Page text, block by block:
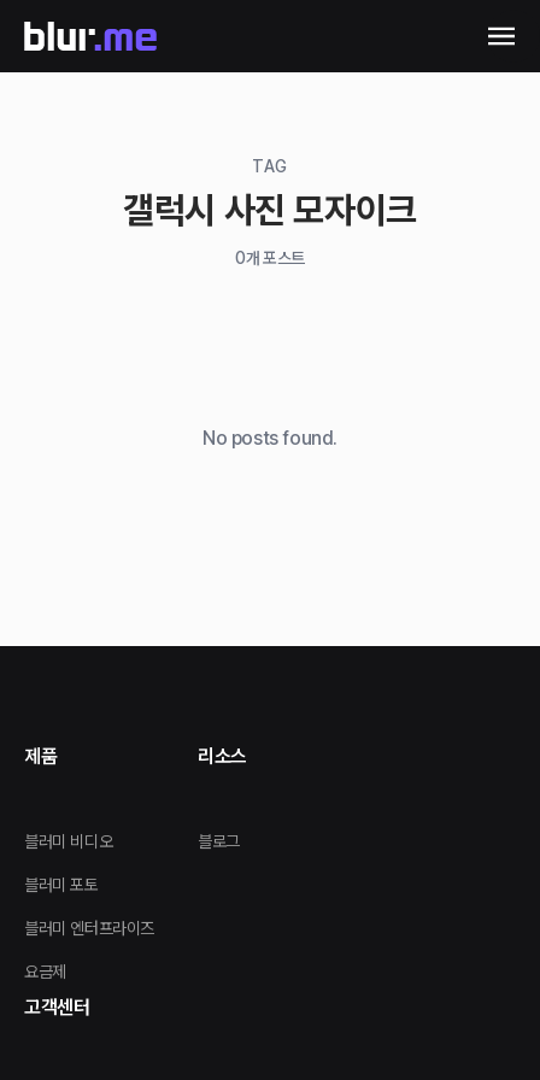
TAG
갤럭시 사진 모자이크
0개 포스트
No posts found.
제품
블러미 비디오
블러미 포토
블러미 엔터프라이즈
요금제
리소스
블로그
고객센터